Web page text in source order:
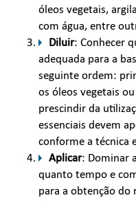
óleos vegetais,
com água, entre
Diluir: Conhecer
adequada para a
seguinte ordem:
os óleos vegetais
prescindir da
essenciais devem
conforme a técnica
Aplicar: Dominar
quanto tempo e
para a obtenção